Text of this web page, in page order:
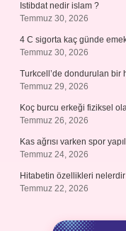
Istibdat nedir islam ?
Temmuz 30, 2026
4 C sigorta kaç günde
Temmuz 30, 2026
Turkcell’de dondurulan bir
Temmuz 29, 2026
Koç burcu erkeği fiziksel
Temmuz 26, 2026
Kas ağrısı varken spor
Temmuz 24, 2026
Hitabetin özellikleri
Temmuz 22, 2026